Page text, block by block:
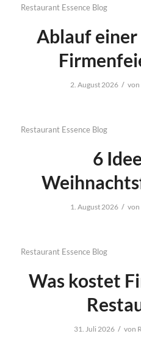
Restaurant Essence Blog
Ablauf
2. August 2026 / von
Restaurant Essence Blog
6
1. August 2026 / von
Restaurant Essence Blog
Was kostet
31. Juli 2026 / von